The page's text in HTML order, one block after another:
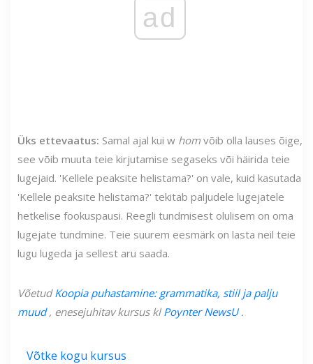
ad
Üks ettevaatus: Samal ajal kui w hom võib olla lauses õige,
see võib muuta teie kirjutamise segaseks või häirida teie
lugejaid. 'Kellele peaksite helistama?' on vale, kuid kasutada
'Kellele peaksite helistama?' tekitab paljudele lugejatele
hetkelise fookuspausi. Reegli tundmisest olulisem on oma
lugejate tundmine. Teie suurem eesmärk on lasta neil teie
lugu lugeda ja sellest aru saada.
VõetudKoopia puhastamine: grammatika, stiil ja palju
muud, enesejuhitav kursus kl Poynter NewsU.
Võtke kogu kursus